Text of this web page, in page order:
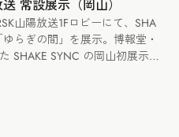
常設展示（岡山）
山陽放送1Fロビーにて、SHA
らぎの間」を展示。博報堂・
SHAKE SYNC の岡山初展示と